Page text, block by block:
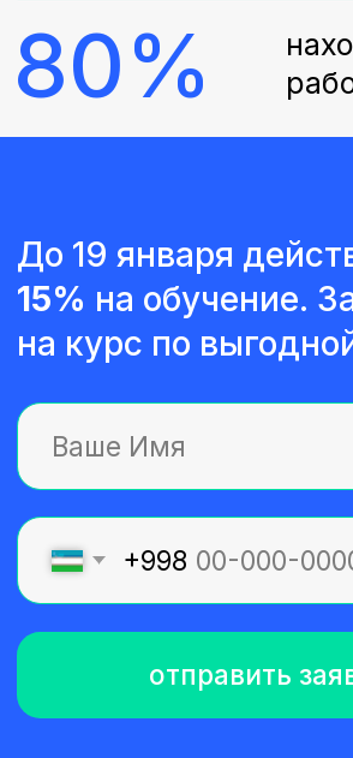
+998
отправить заявку
Как будем
учиться?
Смотрим лекции
на видео
задания
продолжительностью от 10 до 15 минут, так
информация лучше усваивается. Вы сможете
смотреть видео в любое удобное для вас
время.
Сделаете 12 домашних заданий, которые
01
02